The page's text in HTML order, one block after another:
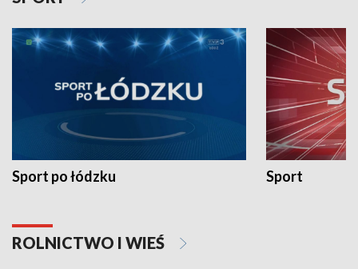
Sport po łódzku Sport
ROLNICTWO I WIEŚ